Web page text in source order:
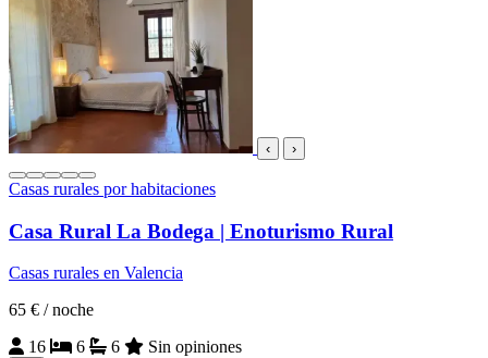
‹ ›
Casas rurales por habitaciones
Casa Rural La Bodega | Enoturismo Rural
Casas rurales en Valencia
65 € / noche
16
6 6 Sin opiniones